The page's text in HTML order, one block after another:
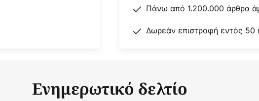
Πάνω από 1.200.000 άρθρα
Δωρεάν επιστροφή εντός 50
Ενημερωτικό δελτίο